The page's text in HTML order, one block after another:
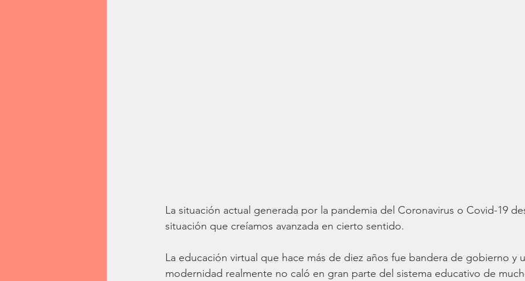
La situación actual generada por la pandemia del Coronavirus o Covid-19
situación que creíamos avanzada en cierto sentido.
La educación virtual que hace más de diez años fue bandera de gobierno y
modernidad realmente no caló en gran parte del sistema educativo de